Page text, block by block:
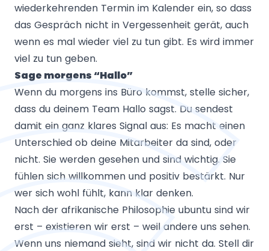
wiederkehrenden Termin im Kalender ein, so dass
das Gespräch nicht in Vergessenheit gerät, auch
wenn es mal wieder viel zu tun gibt. Es wird immer
viel zu tun geben.
Sage morgens “Hallo”
Wenn du morgens ins Büro kommst, stelle sicher,
dass du deinem Team Hallo sagst. Du sendest
damit ein ganz klares Signal aus: Es macht einen
Unterschied ob deine Mitarbeiter da sind, oder
nicht. Sie werden gesehen und sind wichtig. Sie
fühlen sich willkommen und positiv bestärkt. Nur
wer sich wohl fühlt, kann klar denken.
Nach der afrikanische Philosophie ubuntu sind wir
erst – existieren wir erst – weil andere uns sehen.
Wenn uns niemand sieht, sind wir nicht da. Stell dir